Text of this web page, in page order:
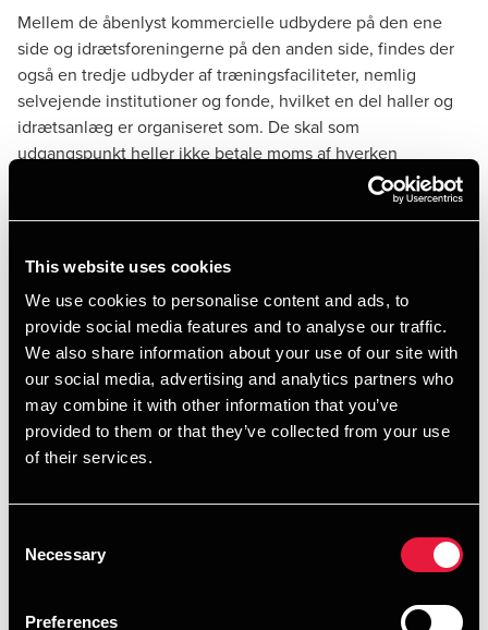
This website uses cookies
We use cookies to personalise content and ads, to
provide social media features and to analyse our traffic.
We also share information about your use of our site with
our social media, advertising and analytics partners who
may combine it with other information that you’ve
provided to them or that they’ve collected from your use
of their services.
Selection
Necessary
Preferences
Mellem de åbenlyst kommercielle udbydere på den ene
side og idrætsforeningerne på den anden side, findes der
også en tredje udbyder af træningsfaciliteter, nemlig
selvejende institutioner og fonde, hvilket en del haller og
idrætsanlæg er organiseret som. De skal som
udgangspunkt heller ikke betale moms af hverken
abonnementsindtægter eller entreindtægter fra deres
nylig offentliggjort afgørelse fra
Den selvejende institution med
det store idrætsanlæg
Sagen handlede om en selvejende institution, der driver et
idrætscenter, som indeholder:
2 sportshaller, der hovedsageligt anvendes af skoler
(månedsabonnement/klippekort).